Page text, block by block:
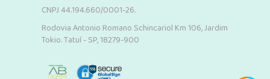
CNPJ 44.194.660/0001-26.
Rodovia Antonio Romano Schincariol Km 106, Jardim
Tokio. Tatuí - SP, 18279-900